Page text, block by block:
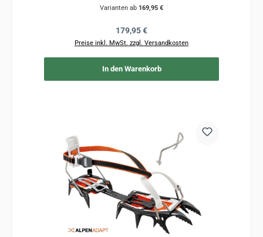
Varianten ab 169,95 €
Regulärer Preis:
179,95 €
Preise inkl. MwSt. zzgl. Versandkosten
In den Warenkorb